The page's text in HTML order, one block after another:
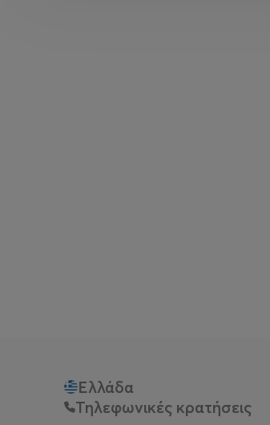
Ελλάδα
Τηλεφωνικές κρατήσεις